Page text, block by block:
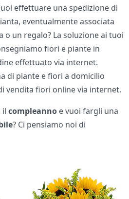
effettuare una spedizione di
eventualmente associata
o un regalo? La soluzione ai tuoi
fiori e piante in
effettuato via internet.
di piante e fiori a domicilio
vendita fiori online via internet.
ilcompleanno e vuoi fargli una
? Ci pensiamo noi di